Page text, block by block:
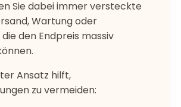
Sie dabei immer versteckte
Wartung oder
den Endpreis massiv
Ansatz hilft,
zu vermeiden: